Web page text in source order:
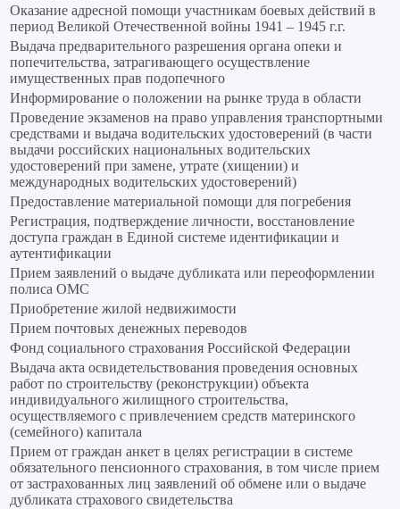
Оказание адресной помощи участникам боевых действий в
период Великой Отечественной войны 1941 – 1945 г.г.
Выдача предварительного разрешения органа опеки и
попечительства, затрагивающего осуществление
имущественных прав подопечного
Информирование о положении на рынке труда в области
Проведение экзаменов на право управления транспортными
средствами и выдача водительских удостоверений (в части
выдачи российских национальных водительских
удостоверений при замене, утрате (хищении) и
международных водительских удостоверений)
Предоставление материальной помощи для погребения
Регистрация, подтверждение личности, восстановление
доступа граждан в Единой системе идентификации и
аутентификации
Прием заявлений о выдаче дубликата или переоформлении
полиса ОМС
Приобретение жилой недвижимости
Прием почтовых денежных переводов
Фонд социального страхования Российской Федерации
Выдача акта освидетельствования проведения основных
работ по строительству (реконструкции) объекта
индивидуального жилищного строительства,
осуществляемого с привлечением средств материнского
(семейного) капитала
Прием от граждан анкет в целях регистрации в системе
обязательного пенсионного страхования, в том числе прием
от застрахованных лиц заявлений об обмене или о выдаче
дубликата страхового свидетельства